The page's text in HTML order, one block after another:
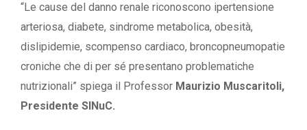
“Le cause del danno renale riconoscono ipertensione
arteriosa, diabete, sindrome metabolica, obesità,
dislipidemie, scompenso cardiaco, broncopneumopatie
croniche che di per sé presentano problematiche
nutrizionali” spiega il Professor Maurizio Muscaritoli,
Presidente SINuC.